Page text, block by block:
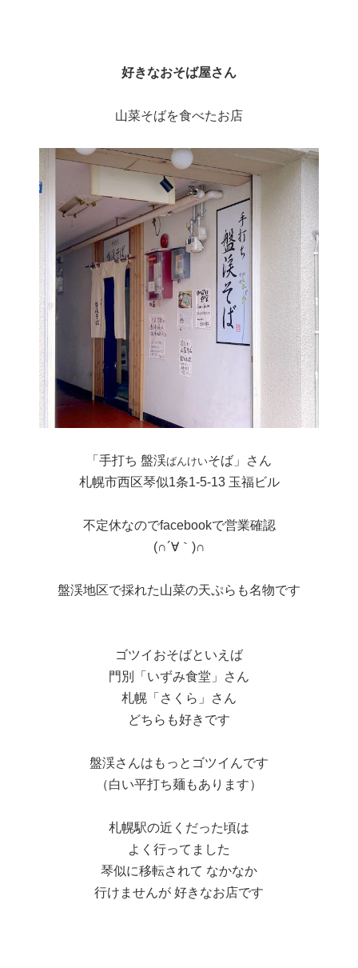
好きなおそば屋さん
山菜そばを食べたお店
「手打ち 盤渓ばんけいそば」さん
札幌市西区琴似1条1-5-13 玉福ビル
不定休なのでfacebookで営業確認
(∩´∀｀)∩
盤渓地区で採れた山菜の天ぷらも名物です
ゴツイおそばといえば
門別「いずみ食堂」さん
札幌「さくら」さん
どちらも好きです
盤渓さんはもっとゴツイんです
（白い平打ち麺もあります）
札幌駅の近くだった頃は
よく行ってました
琴似に移転されて なかなか
行けませんが 好きなお店です